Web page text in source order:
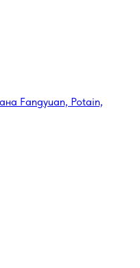
Fangyuan, Potain,